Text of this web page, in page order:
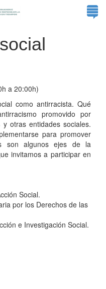
a 20:00h)
como antirracista. Qué
promovido por
otras entidades sociales.
para promover
son algunos ejes de la
invitamos a participar en
Social.
por los Derechos de las
e Investigación Social.